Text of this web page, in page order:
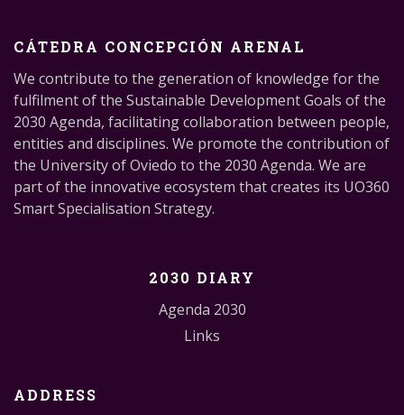
CÁTEDRA CONCEPCIÓN ARENAL
We contribute to the generation of knowledge for the
fulfilment of the Sustainable Development Goals of the
2030 Agenda, facilitating collaboration between people,
entities and disciplines. We promote the contribution of
the University of Oviedo to the 2030 Agenda. We are
part of the innovative ecosystem that creates its UO360
Smart Specialisation Strategy.
2030 DIARY
Agenda 2030
Links
ADDRESS